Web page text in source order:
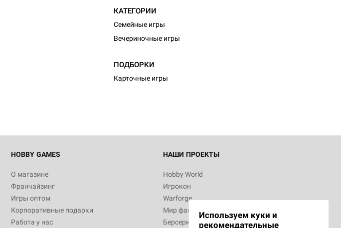
КАТЕГОРИИ
Семейные игры
Вечериночные игры
ПОДБОРКИ
Карточные игры
HOBBY GAMES
О магазине
Франчайзинг
Игры оптом
Корпоративные подарки
Работа у нас
НАШИ ПРОЕКТЫ
Hobby World
Игрокон
Warforge
Мир фантастики
Берсерк
Используем куки и
рекомендательные
Настольная игра Hobby World Монстры
Белая смерть
12 990
Настольная игра Hobby World Берсерк.
3 490